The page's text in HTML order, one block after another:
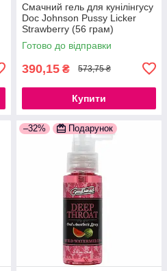
Смачний гель для кунілінгусу
Doc Johnson Pussy Licker
Strawberry (56 грам)
777Store.com.ua
Готово до відправки
390,15 ₴ 573,75 ₴
Купити
–32% Подарунок